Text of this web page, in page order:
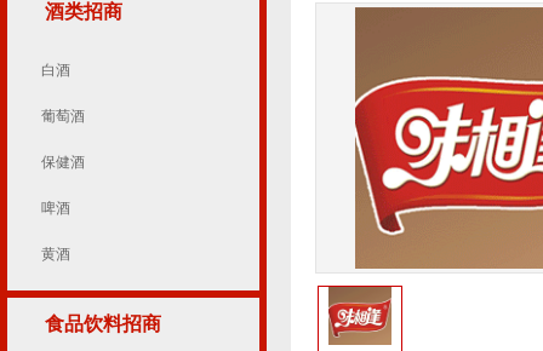
酒类招商
白酒
葡萄酒
保健酒
啤酒
黄酒
食品饮料招商